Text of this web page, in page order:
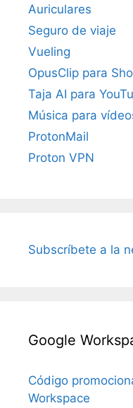
Auriculares
Seguro de viaje
Vueling
OpusClip para
Taja AI para
Música para
ProtonMail
Proton VPN
Subscríbete a la
Google
Código
Workspace